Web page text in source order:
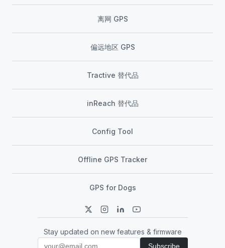
离网 GPS
偏远地区 GPS
Tractive 替代品
inReach 替代品
Config Tool
Offline GPS Tracker
GPS for Dogs
Stay updated on new features & firmware
Subscribe